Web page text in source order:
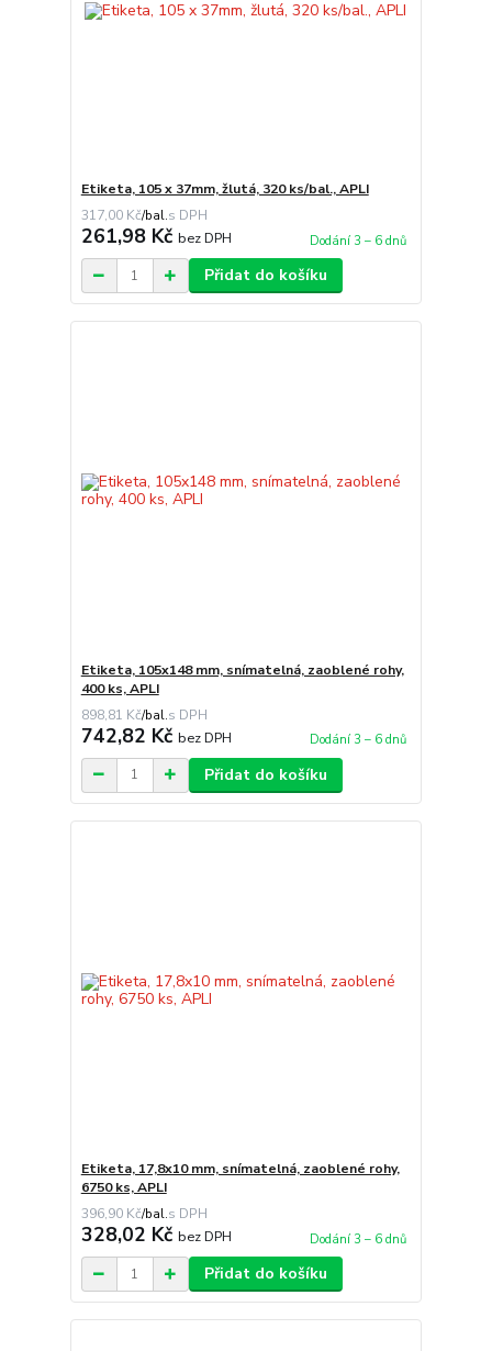
Etiketa, 105 x 37mm, žlutá, 320 ks/bal., APLI
317,00 Kč/bal.
261,98 Kč bez DPH Dodání 3 – 6 dnů
Přidat do košíku
Etiketa, 105x148 mm, snímatelná, zaoblené rohy,
400 ks, APLI
898,81 Kč/bal.
742,82 Kč bez DPH Dodání 3 – 6 dnů
Přidat do košíku
Etiketa, 17,8x10 mm, snímatelná, zaoblené rohy,
6750 ks, APLI
396,90 Kč/bal.
328,02 Kč bez DPH Dodání 3 – 6 dnů
Přidat do košíku